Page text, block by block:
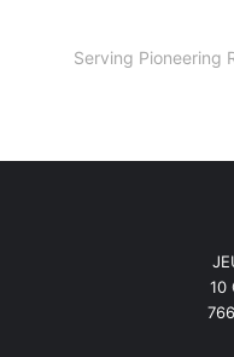
Serving Pioneering
10